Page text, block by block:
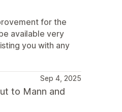
for the
available very
you with any
Sep 4, 2025
to Mann and